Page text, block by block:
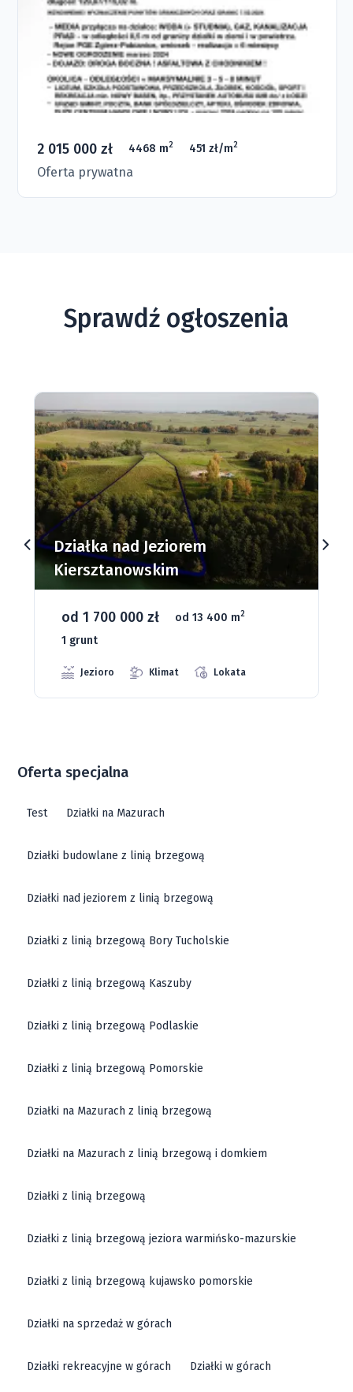
2 015 000 zł 4468 m2 451 zł/m2
Oferta prywatna
Sprawdź ogłoszenia
Działki budowlane nad Jeziorem
Dąbrowa Mała
od 93 280 zł od 1075 m 2 66 grunt
Oferta specjalna
Test Działki na Mazurach
Działki budowlane z linią brzegową
Działki nad jeziorem z linią brzegową
Działki z linią brzegową Bory Tucholskie
Działki z linią brzegową Kaszuby
Działki z linią brzegową Podlaskie
Działki z linią brzegową Pomorskie
Działki na Mazurach z linią brzegową
Działki na Mazurach z linią brzegową i domkiem
Działki z linią brzegową
Działki z linią brzegową jeziora warmińsko-mazurskie
Działki z linią brzegową kujawsko pomorskie
Działki na sprzedaż w górach
Działki rekreacyjne w górach Działki w górach